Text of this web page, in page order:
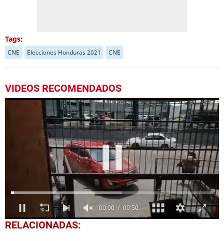
Tags:
CNE Elecciones Honduras 2021 CNE
VIDEOS RECOMENDADOS
0
seconds
RELACIONADAS: